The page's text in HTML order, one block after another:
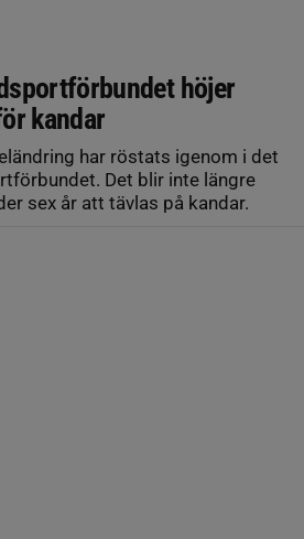
höjer
kandar
har röstats igenom i det
Det blir inte längre
sex år att tävlas på kandar.